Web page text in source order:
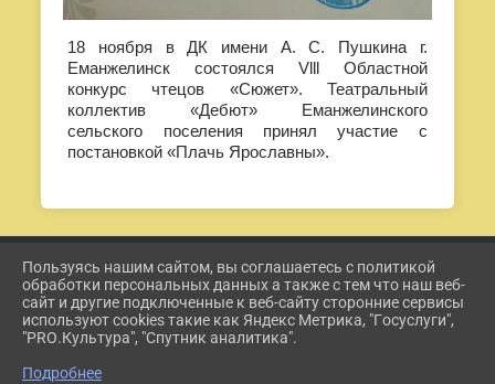
18 ноября в ДК имени А. С. Пушкина г.
Еманжелинск состоялся Vlll Областной
конкурс чтецов «Сюжет». Театральный
коллектив «Дебют» Еманжелинского
сельского поселения принял участие с
постановкой «Плачь Ярославны».
2026 Г. ETKUL-KULTURA.RU
ВХОД
КАРТА САЙТА
ПОЛИТИКА ОБРАБОТКИ ПЕРСОНАЛЬНЫХ ДАННЫХ
СДЕЛАНО НА KUBCMS
Пользуясь нашим сайтом, вы соглашаетесь с политикой
обработки персональных данных а также с тем что наш веб-
сайт и другие подключенные к веб-сайту сторонние сервисы
используют cookies такие как Яндекс Метрика, "Госуслуги",
"PRO.Культура", "Спутник аналитика".
Подробнее